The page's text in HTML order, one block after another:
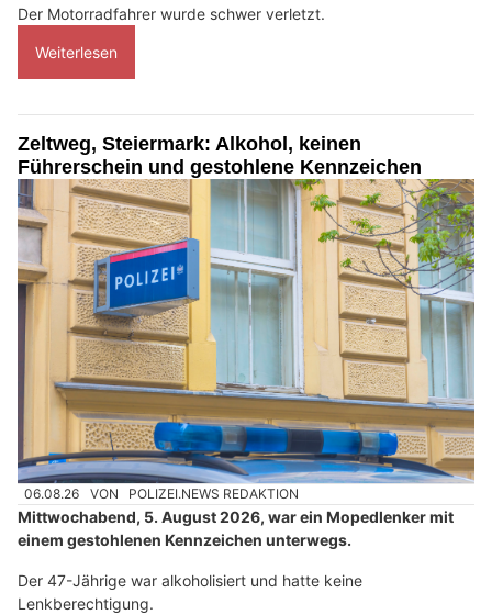
Der Motorradfahrer wurde schwer verletzt.
Weiterlesen
Zeltweg, Steiermark: Alkohol, keinen
Führerschein und gestohlene Kennzeichen
06.08.26 VON POLIZEI.NEWS REDAKTION
Mittwochabend, 5. August 2026, war ein Mopedlenker mit
einem gestohlenen Kennzeichen unterwegs.
Der 47-Jährige war alkoholisiert und hatte keine
Lenkberechtigung.